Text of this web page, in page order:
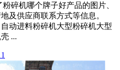
碎机哪个牌子好产品的图片、
及供应商联系方式等信息。
自动进料粉碎机大型粉碎机大型
...